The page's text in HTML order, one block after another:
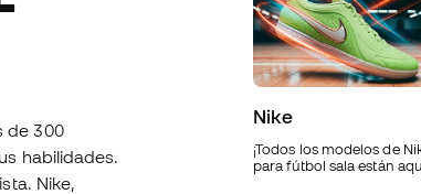
de 300
habilidades.
Nike,
Nike
¡Todos los modelos de
para fútbol sala están